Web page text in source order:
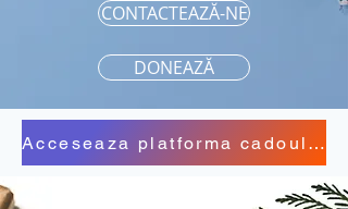
CONTACTEAZĂ-NE
DONEAZĂ
Acceseaza platforma cadoulcuzambete.ro